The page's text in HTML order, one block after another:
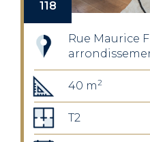
118
Rue Maurice
40 m2
T2